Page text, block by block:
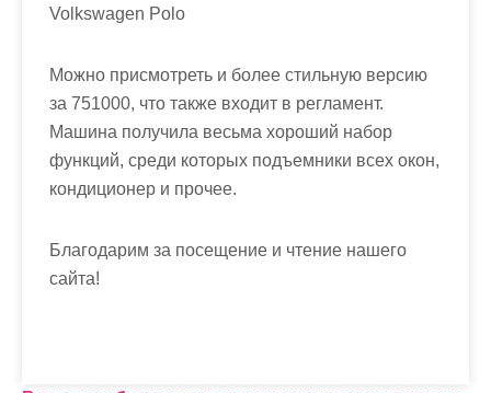
Volkswagen Polo
Можно присмотреть и более стильную версию
за 751000, что также входит в регламент.
Машина получила весьма хороший набор
функций, среди которых подъемники всех окон,
кондиционер и прочее.
Благодарим за посещение и чтение нашего
сайта!